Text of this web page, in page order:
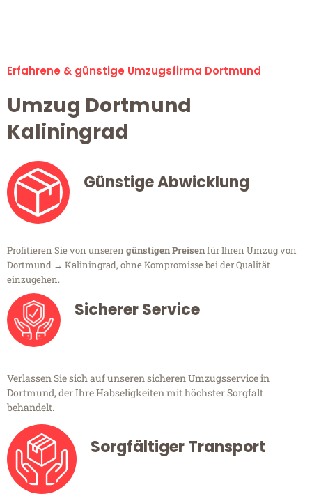
Erfahrene & günstige Umzugsfirma Dortmund
Umzug Dortmund
Kaliningrad
Günstige Abwicklung
Profitieren Sie von unseren günstigen Preisenfür Ihren Umzug von
Dortmund → Kaliningrad, ohne Kompromisse bei der Qualität
einzugehen.
Sicherer Service
Verlassen Sie sich auf unseren sicheren Umzugsservice in
Dortmund, der Ihre Habseligkeiten mit höchster Sorgfalt
behandelt.
Sorgfältiger Transport